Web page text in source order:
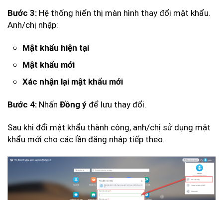
Bước 3: Hệ thống hiển thị màn hình thay đổi mật khẩu.
Anh/chị nhập:
Mật khẩu hiện tại
Mật khẩu mới
Xác nhận lại mật khẩu mới
Bước 4: Nhấn Đồng ý để lưu thay đổi.
Sau khi đổi mật khẩu thành công, anh/chị sử dụng mật
khẩu mới cho các lần đăng nhập tiếp theo.